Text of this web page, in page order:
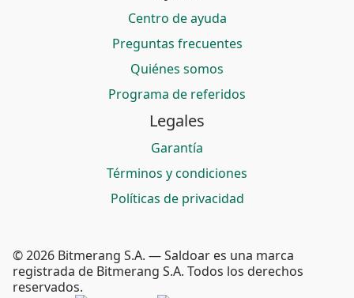
Centro de ayuda
Preguntas frecuentes
Quiénes somos
Programa de referidos
Legales
Garantía
Términos y condiciones
Políticas de privacidad
© 2026 Bitmerang S.A. — Saldoar es una marca
registrada de Bitmerang S.A. Todos los derechos
reservados.